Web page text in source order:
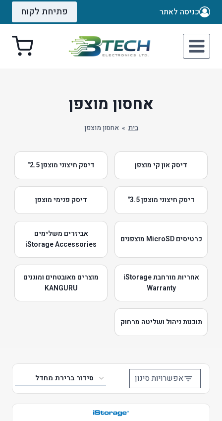
Skip
כניסה לאתר פתיחת לקוח
אחסון מוצפן
בית » אחסון מוצפן
דיסק און קי מוצפן דיסק חיצוני מוצפן 2.5"
דיסק חיצוני מוצפן 3.5" דיסק פנימי מוצפן
כרטיסים MicroSD מוצפנים
אביזרים משלימים
iStorage Accessories
אחריות מורחבת iStorage
Warranty
מוצרים מאובטחים ומוגנים
KANGURU
תוכנות ניהול ושליטה מרחוק
אפשרויות סינון